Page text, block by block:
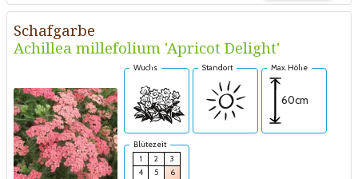
Schafgarbe
Achillea millefolium 'Apricot Delight'
Wuchs Standort Max. Höhe
60cm
Blütezeit
1
2
3
4
5
6